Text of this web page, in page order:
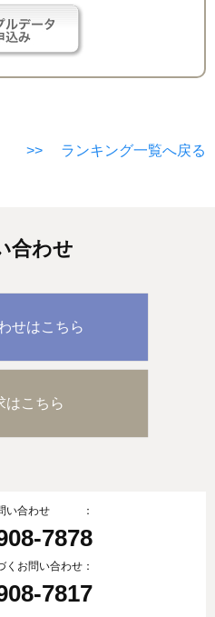
>> ランキング一覧へ戻る
合わせ
せはこちら
はこちら
問い合わせ ：
7878
くお問い合わせ：
7817